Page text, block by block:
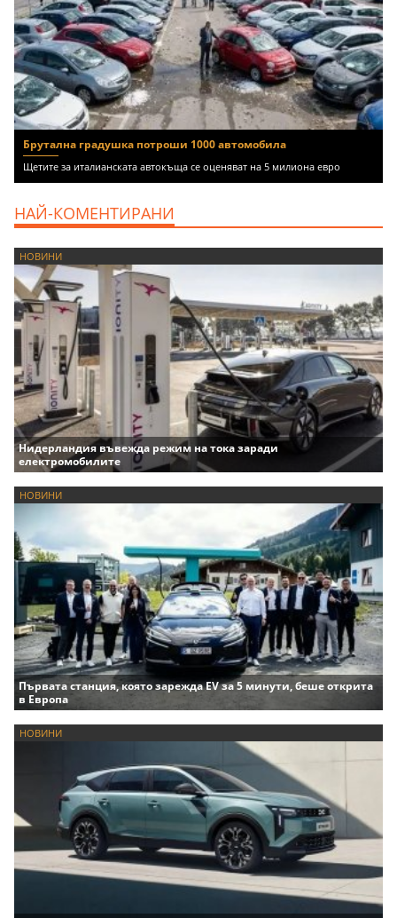
Брутална градушка потроши 1000 автомобила
Щетите за италианската автокъща се оценяват на 5 милиона евро
НАЙ-КОМЕНТИРАНИ
НОВИНИ
Нидерландия въвежда режим на тока заради
електромобилите
НОВИНИ
Първата станция, която зарежда EV за 5 минути, беше открита
в Европа
НОВИНИ